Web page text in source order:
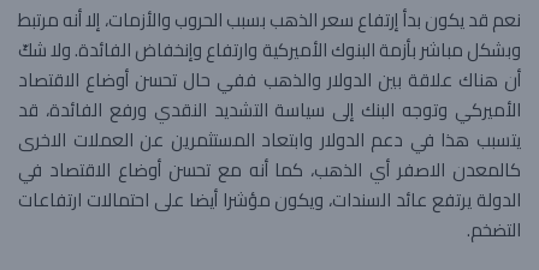
نعم قد يكون بدأ إرتفاع سعر الذهب بسبب الحروب والأزمات، إلا أنه مرتبط
وبشكل مباشر بأزمة البنوك الأميركية وارتفاع وإنخفاض الفائدة. ولا شكّ
أن هناك علاقة بين الدولار والذهب ففي حال تحسن أوضاع الاقتصاد
الأميركي وتوجه البنك إلى سياسة التشديد النقدي ورفع الفائدة، قد
يتسبب هذا في دعم الدولار وابتعاد المستثمرين عن العملات الاخرى
كالمعدن الاصفر أي الذهب، كما أنه مع تحسن أوضاع الاقتصاد في
الدولة يرتفع عائد السندات، ويكون مؤشرا أيضا على احتمالات ارتفاعات
التضخم.